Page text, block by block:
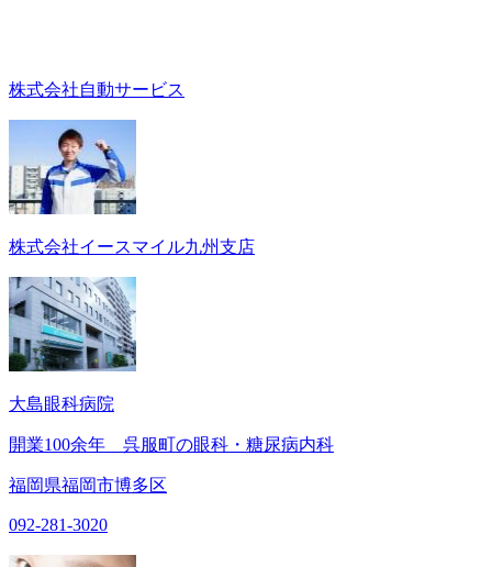
株式会社自動サービス
株式会社イースマイル九州支店
大島眼科病院
開業100余年 呉服町の眼科・糖尿病内科
福岡県福岡市博多区
092-281-3020